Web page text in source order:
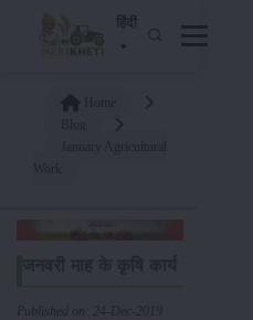
हिंदी
Published on: 24-Dec-2019